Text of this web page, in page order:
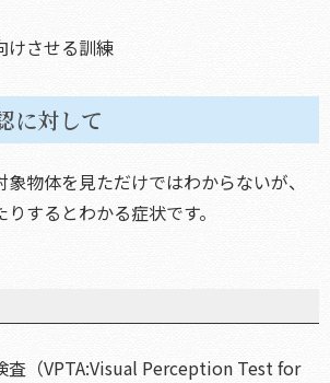
けさせる訓練
に対して
物体を見ただけではわからないが、
するとわかる症状です。
査（VPTA:Visual Perception Test for